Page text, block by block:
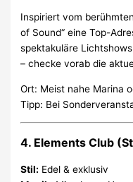
Inspiriert vom
of Sound“ eine Top-
spektakuläre
– checke vorab die
Ort: Meist nahe Marina
Tipp: Bei
4. Elements Club
Stil: Edel & exklusiv